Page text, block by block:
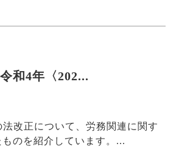
和4年〈202...
改正について、労務関連に関す
のを紹介しています。...